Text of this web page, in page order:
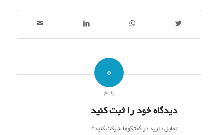
0
پاسخ
دیدگاه خود را ثبت کنید
تمایل دارید در گفتگوها شرکت کنید؟